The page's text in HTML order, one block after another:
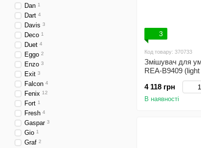
3
Код товару: 370733
Змішувач для
REA-B9409 (light
4 118 грн
В наявності
Dan 1
Dart 4
Davis 3
Deco 1
Duet 4
Eggo 2
Enzo 3
Exit 3
Falcon 4
Fenix 12
Fort 1
Fresh 4
Gaspar 3
Gio 1
Graf 2